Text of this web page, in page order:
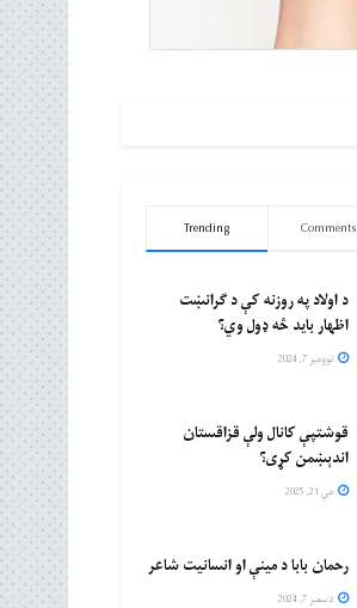
Trending Comments
د اولاد په روزنه کې د ګرانښت
اظهار باید څه ډول وي؟
نوومبر 7, 2024
قوشتپې کانال ولې قزاقستان
اندېښمن کړی؟
مې 21, 2025
رحمان بابا د مینې او انسانیت شاعر
دسمبر 7, 2024